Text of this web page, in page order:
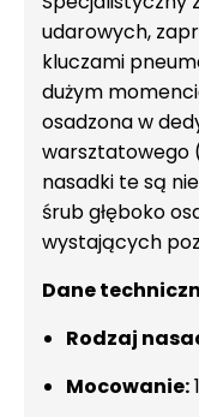
udarowych,
kluczami
dużym
osadzona w
warsztatowego
nasadki te są
śrub głęboko
wystających
Dane
Rodzaj
Mocowanie: